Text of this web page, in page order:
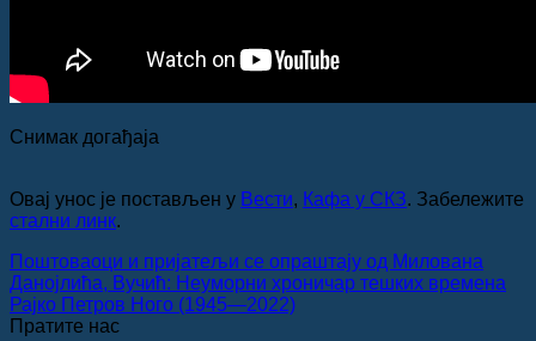
Снимак догађаја
Овај унос је постављен у Вести, Кафа у СКЗ. Забележите
стални линк.
Поштоваоци и пријатељи се опраштају од Милована
Данојлића, Вучић: Неуморни хроничар тешких времена
Рајко Петров Ного (1945—2022)
Пратите нас